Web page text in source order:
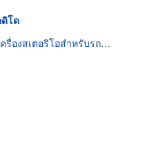
โด
องสเตอริโอสำหรับรถยนต์